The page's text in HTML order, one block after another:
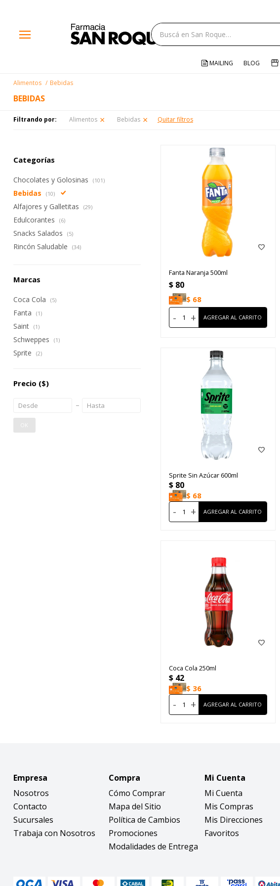
menu
MAILING BLOG
Alimentos Bebidas
BEBIDAS
Filtrando por: Alimentos Bebidas Quitar filtros
Fanta Naranja 500ml
$ 80
$ 68
- +
Sprite Sin Azúcar 600ml
$ 80
$ 68
- +
Coca Cola 250ml
$ 42
$ 36
- +
Categorías
Chocolates y Golosinas (101)
Bebidas (10)
Alfajores y Galletitas (29)
Edulcorantes (6)
Snacks Salados (5)
Rincón Saludable (34)
Marcas
Coca Cola (5)
Fanta (1)
Saint (1)
Schweppes (1)
Sprite (2)
Precio ($)
OK
Empresa
Nosotros
Contacto
Sucursales
Trabaja con Nosotros
Compra
Cómo Comprar
Mapa del Sitio
Política de Cambios
Promociones
Modalidades de Entrega
Mi Cuenta
Mi Cuenta
Mis Compras
Mis Direcciones
Favoritos
close
storefront